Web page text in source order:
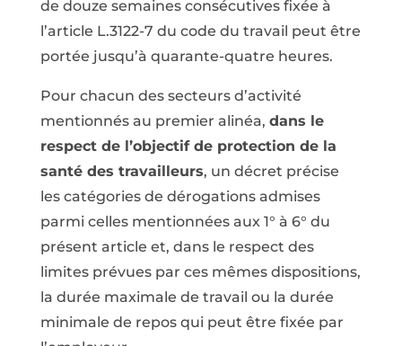
de douze semaines consécutives fixée à
l’article L.3122-7 du code du travail peut être
portée jusqu’à quarante-quatre heures.
Pour chacun des secteurs d’activité
mentionnés au premier alinéa, dans le
respect de l’objectif de protection de la
santé des travailleurs, un décret précise
les catégories de dérogations admises
parmi celles mentionnées aux 1° à 6° du
présent article et, dans le respect des
limites prévues par ces mêmes dispositions,
la durée maximale de travail ou la durée
minimale de repos qui peut être fixée par